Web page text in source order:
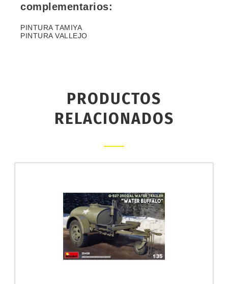
complementarios:
PINTURA TAMIYA
PINTURA VALLEJO
PRODUCTOS
RELACIONADOS